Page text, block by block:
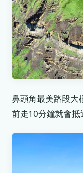
鼻頭角最美路段大
前走10分鐘就會